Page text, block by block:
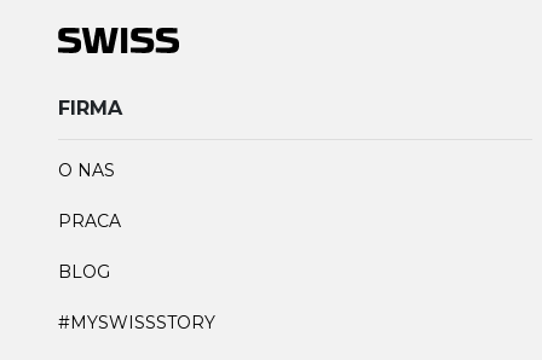
FIRMA
O NAS
PRACA
BLOG
#MYSWISSSTORY